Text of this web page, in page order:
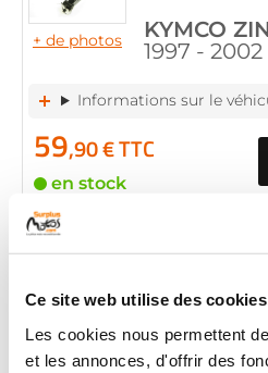
Ce site web utilise des
Les cookies nous permettent
et les annonces, d'offrir des
+ de photos
KYMCO
1997 - 2002
Informations sur le
59,90 € TTC
en stock
+ de photos
BRAS
1997 - 2002